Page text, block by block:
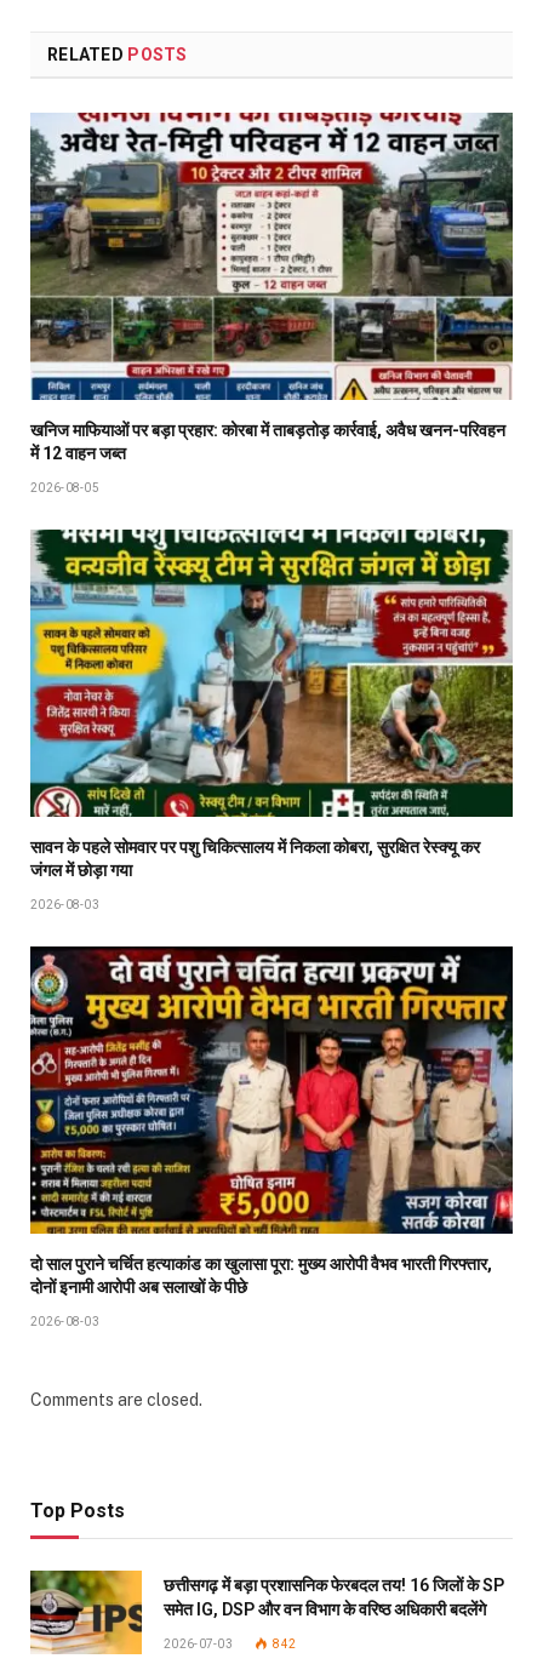
RELATED POSTS
खनिज माफियाओं पर बड़ा प्रहार: कोरबा में ताबड़तोड़ कार्रवाई, अवैध खनन-परिवहन
में 12 वाहन जब्त
2026-08-05
सावन के पहले सोमवार पर पशु चिकित्सालय में निकला कोबरा, सुरक्षित रेस्क्यू कर
जंगल में छोड़ा गया
2026-08-03
दो साल पुराने चर्चित हत्याकांड का खुलासा पूरा: मुख्य आरोपी वैभव भारती गिरफ्तार,
दोनों इनामी आरोपी अब सलाखों के पीछे
2026-08-03
Comments are closed.
Top Posts
छत्तीसगढ़ में बड़ा प्रशासनिक फेरबदल तय! 16 जिलों के SP
समेत IG, DSP और वन विभाग के वरिष्ठ अधिकारी बदलेंगे
2026-07-03 842